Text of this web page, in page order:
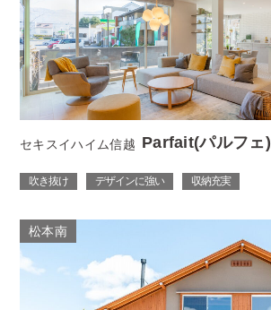
セキスイハイム信越 Parfait(パルフェ)
吹き抜け デザインに強い 収納充実
松本南